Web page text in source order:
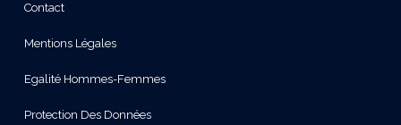
Contact
Mentions Légales
Egalité Hommes-Femmes
Protection Des Données